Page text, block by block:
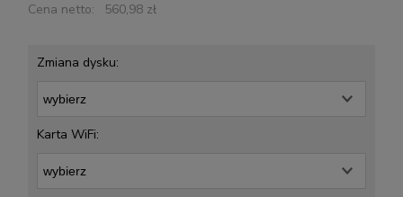
Cena netto: 560,98 zł
Zmiana dysku:
Karta WiFi: